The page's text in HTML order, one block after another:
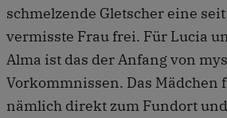
schmelzende Gletscher eine
vermisste Frau frei. Für Lucia
Alma ist das der Anfang von
Vorkommnissen. Das Mädchen
nämlich direkt zum Fundort